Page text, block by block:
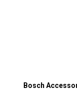
Bosch